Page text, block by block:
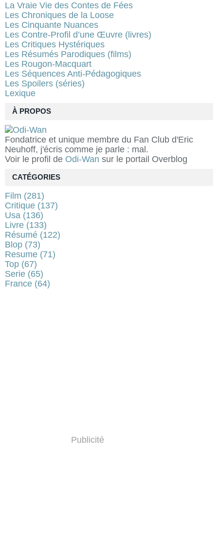
À PROPOS
Fondatrice et unique membre du Fan Club d'Eric
Neuhoff, j'écris comme je parle : mal.
Voir le profil de Odi-Wan sur le portail Overblog
La Vraie Vie des Contes de Fées
Les Chroniques de la Loose
Les Cinquante Nuances
Les Contre-Profil d’une Œuvre (livres)
Les Critiques Hystériques
Les Résumés Parodiques (films)
Les Rougon-Macquart
Les Séquences Anti-Pédagogiques
Les Spoilers (séries)
Lexique
CATÉGORIES
Film (281)
Critique (137)
Usa (136)
Livre (133)
Résumé (122)
Blop (73)
Resume (71)
Top (67)
Serie (65)
France (64)
Publicité